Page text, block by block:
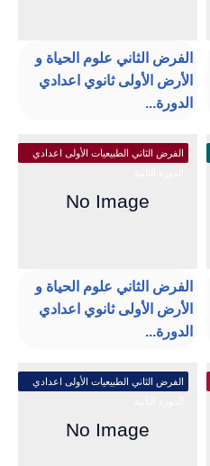
الفرض الثاني علوم الحياة و
الأرض الأولى ثانوي اعدادي
الدورة...
الفرض الثاني الطبيعيات الأولى اعدادي
الفرض الثاني علوم الحياة و
الأرض الأولى ثانوي اعدادي
الدورة...
الفرض الثاني الطبيعيات الأولى اعدادي